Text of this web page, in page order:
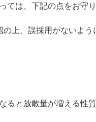
ては、下記の点をお守
上、誤採用がないよ
と放散量が増える性